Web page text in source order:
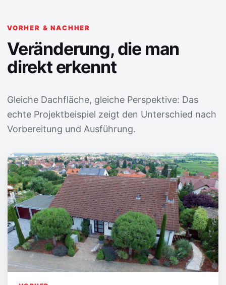
VORHER & NACHHER
Veränderung, die man
direkt erkennt
Gleiche Dachfläche, gleiche Perspektive: Das
echte Projektbeispiel zeigt den Unterschied nach
Vorbereitung und Ausführung.